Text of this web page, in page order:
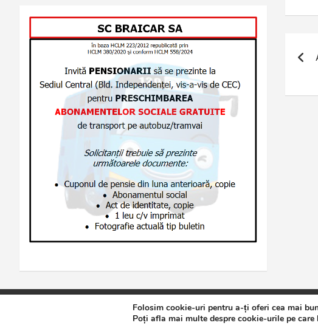
Jurnalul de Brăila Politică de confidențialitate
Folosim cookie-uri pentru a-ți oferi cea mai
Poți afla mai multe despre cookie-urile pe